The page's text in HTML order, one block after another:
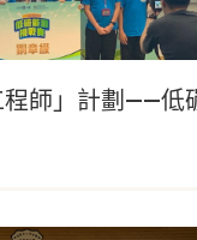
程師」計劃——低